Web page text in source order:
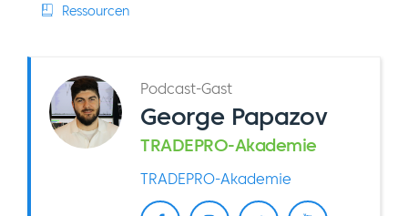
Ressourcen
Podcast-Gast
George Papazov
TRADEPRO-Akademie
TRADEPRO-Akademie